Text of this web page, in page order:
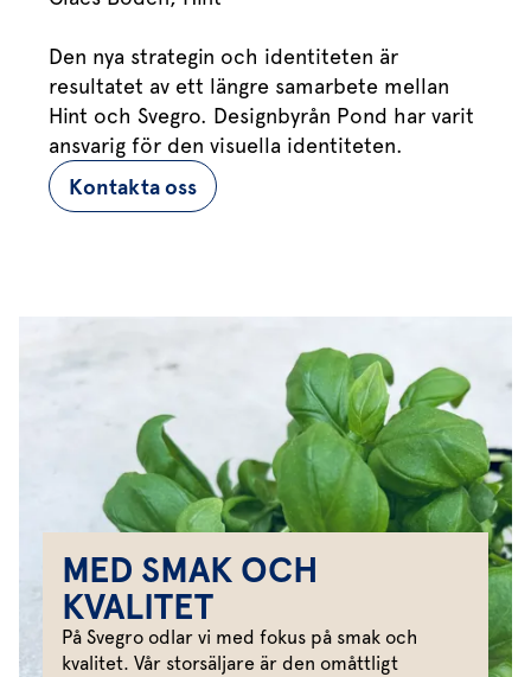
Den nya strategin och identiteten är
resultatet av ett längre samarbete mellan
Hint och Svegro. Designbyrån Pond har varit
ansvarig för den visuella identiteten.
Kontakta oss
MED SMAK OCH
KVALITET
På Svegro odlar vi med fokus på smak och
kvalitet. Vår storsäljare är den omåttligt